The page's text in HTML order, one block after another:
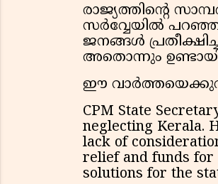
രാജ്യത്തിൻ്റെ
സർവ്വേയിൽ പറഞ്ഞ
ജനങ്ങൾ
അതൊന്നും
ഈ
CPM State
neglecting Kerala.
lack of
relief and funds for
solutions for the